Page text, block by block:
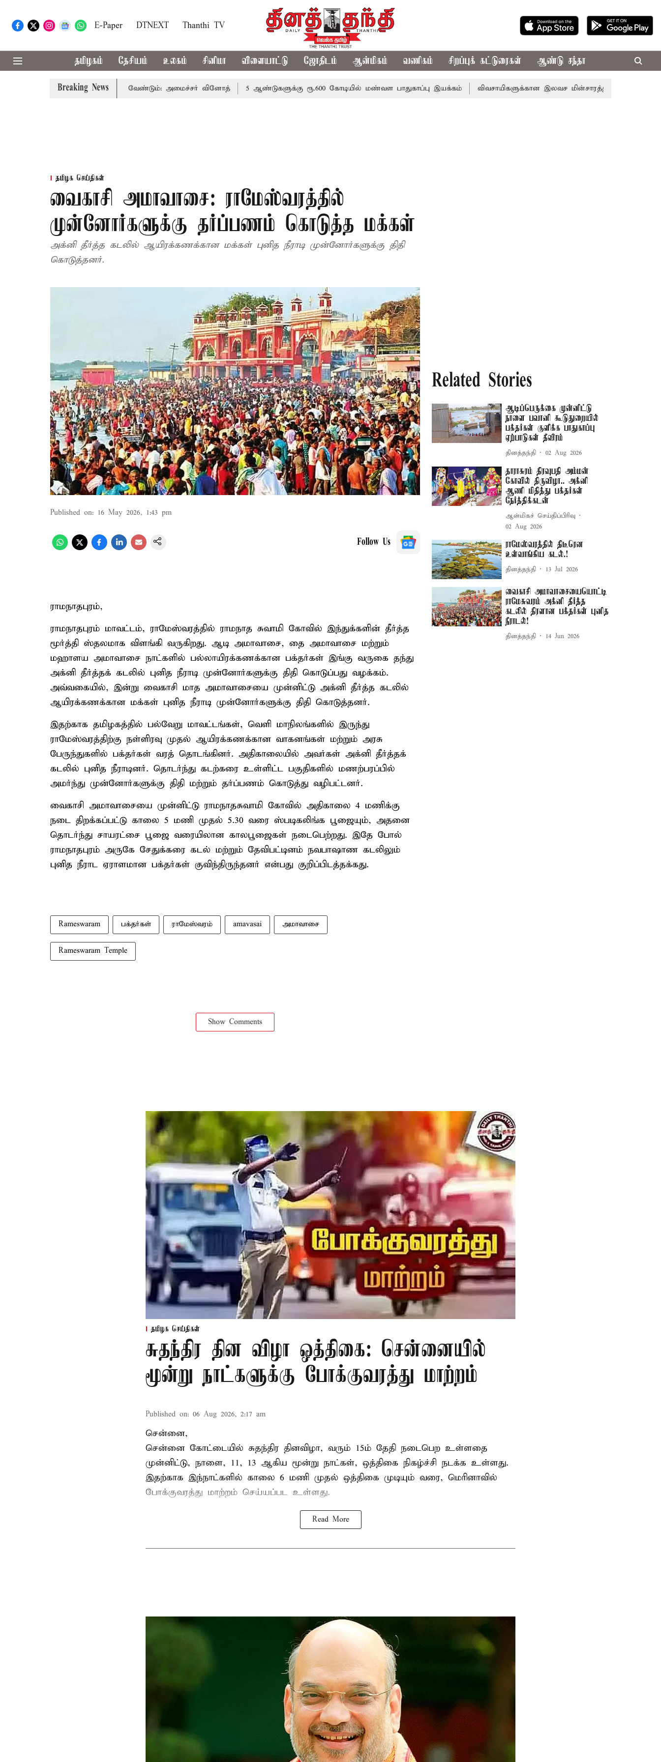
E-Paper DTNEXT Thanthi TV
தமிழகம் தேசியம் உலகம் சினிமா விளையாட்டு ஜோதிடம் ஆன்மிகம் வணிகம் சிறப்புக் கட்டுரைகள் ஆண்டு சந்தா
Breaking News
பயன்பாட்டை தவிர்க்க வேண்டும்: அமைச்சர் வினோத் 5 ஆண்டுகளுக்கு ரூ.600 கோடியில் மண்வள பாதுகாப்பு இயக்கம் விவசாயிகளுக்கான இலவச மின்சாரத்துக்காக ரூ.7,432 கோடி
தமிழக செய்திகள்
வைகாசி அமாவாசை: ராமேஸ்வரத்தில்
முன்னோர்களுக்கு தர்ப்பணம் கொடுத்த மக்கள்
அக்னி தீர்த்த கடலில் ஆயிரக்கணக்கான மக்கள் புனித நீராடி முன்னோர்களுக்கு திதி
கொடுத்தனர்.
Published on: 16 May 2026, 1:43 pm
Follow Us
ராமநாதபுரம்,
ராமநாதபுரம் மாவட்டம், ராமேஸ்வரத்தில் ராமநாத சுவாமி கோவில் இந்துக்களின் தீர்த்த
மூர்த்தி ஸ்தலமாக விளங்கி வருகிறது. ஆடி அமாவாசை, தை அமாவாசை மற்றும்
மஹாளய அமாவாசை நாட்களில் பல்லாயிரக்கணக்கான பக்தர்கள் இங்கு வருகை தந்து
அக்னி தீர்த்தக் கடலில் புனித நீராடி முன்னோர்களுக்கு திதி கொடுப்பது வழக்கம்.
அவ்வகையில், இன்று வைகாசி மாத அமாவாசையை முன்னிட்டு அக்னி தீர்த்த கடலில்
ஆயிரக்கணக்கான மக்கள் புனித நீராடி முன்னோர்களுக்கு திதி கொடுத்தனர்.
இதற்காக தமிழகத்தில் பல்வேறு மாவட்டங்கள், வெளி மாநிலங்களில் இருந்து
ராமேஸ்வரத்திற்கு நள்ளிரவு முதல் ஆயிரக்கணக்கான வாகனங்கள் மற்றும் அரசு
பேருந்துகளில் பக்தர்கள் வரத் தொடங்கினர். அதிகாலையில் அவர்கள் அக்னி தீர்த்தக்
கடலில் புனித நீராடினர். தொடர்ந்து கடற்கரை உள்ளிட்ட பகுதிகளில் மணற்பரப்பில்
அமர்ந்து முன்னோர்களுக்கு திதி மற்றும் தர்ப்பணம் கொடுத்து வழிபட்டனர்.
வைகாசி அமாவாசையை முன்னிட்டு ராமநாதசுவாமி கோவில் அதிகாலை 4 மணிக்கு
நடை திறக்கப்பட்டு காலை 5 மணி முதல் 5.30 வரை ஸ்படிகலிங்க பூஜையும், அதனை
தொடர்ந்து சாயரட்சை பூஜை வரையிலான காலபூஜைகள் நடைபெற்றது. இதே போல்
ராமநாதபுரம் அருகே சேதுக்கரை கடல் மற்றும் தேவிபட்டினம் நவபாஷாண கடலிலும்
புனித நீராட ஏராளமான பக்தர்கள் குவிந்திருந்தனர் என்பது குறிப்பிடத்தக்கது.
Rameswaram பக்தர்கள் ராமேஸ்வரம் amavasai அமாவாசை
Rameswaram Temple
Show Comments
Related Stories
ஆடிப்பெருக்கை முன்னிட்டு
நாளை பவானி கூடுதுறையில்
பக்தர்கள் குளிக்க பாதுகாப்பு
ஏற்பாடுகள் தீவிரம்
தினத்தந்தி 02 Aug 2026
தாராசுரம் திரவுபதி அம்மன்
கோவில் திருவிழா.. அக்னி
ஆணி மிதித்து பக்தர்கள்
நேர்த்திக்கடன்
ஆன்மிகச் செய்திப்பிரிவு
02 Aug 2026
ராமேஸ்வரத்தில் திடீரென
உள்வாங்கிய கடல்.!
தினத்தந்தி 13 Jul 2026
வைகாசி அமாவாசையையொட்டி
ராமேசுவரம் அக்னி தீர்த்த
கடலில் திரளான பக்தர்கள் புனித
நீராடல்!
தினத்தந்தி 14 Jun 2026
தமிழக செய்திகள்
சுதந்திர தின விழா ஒத்திகை: சென்னையில்
மூன்று நாட்களுக்கு போக்குவரத்து மாற்றம்
Published on: 06 Aug 2026, 2:17 am
சென்னை,
சென்னை கோட்டையில் சுதந்திர தினவிழா, வரும் 15ம் தேதி நடைபெற உள்ளதை
முன்னிட்டு, நாளை, 11, 13 ஆகிய மூன்று நாட்கள், ஒத்திகை நிகழ்ச்சி நடக்க உள்ளது.
இதற்காக இந்நாட்களில் காலை 6 மணி முதல் ஒத்திகை முடியும் வரை, மெரினாவில்
போக்குவரத்து மாற்றம் செய்யப்பட உள்ளது.
Read More